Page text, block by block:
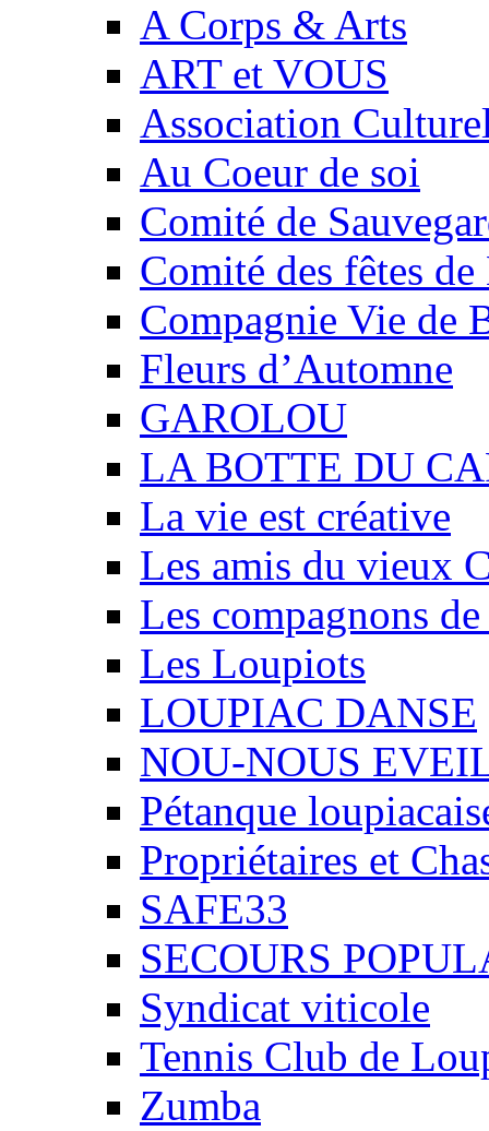
A Corps & Arts
ART et VOUS
Association
Au Coeur de soi
Comité de
Comité des fêtes
Compagnie Vie de
Fleurs d’Automne
GAROLOU
LA BOTTE DU
La vie est créative
Les amis du vieux
Les compagnons
Les Loupiots
LOUPIAC DANSE
NOU-NOUS
Pétanque
Propriétaires et
SAFE33
SECOURS
Syndicat viticole
Tennis Club de
Zumba